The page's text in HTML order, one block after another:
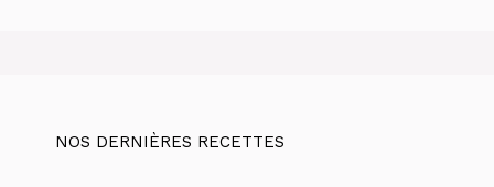
NOS DERNIÈRES RECETTES